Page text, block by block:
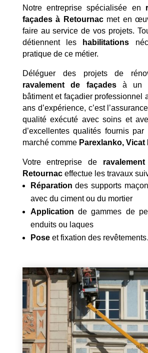
Notre entreprise spécialisée en
façades à Retournacmet en
faire au service de vos projets.
détiennent les
habilitations
pratique de ce métier.
Déléguer des projets de
ravalement de façadesà un
bâtiment et façadier professionnel
ans d’expérience, c’est
qualité exécuté avec soins et
d’excellentes qualités fournis
marché comme Parexlanko, Vicat
Votre entreprise de
Retournaceffectue les travaux
Réparation des supports
avec du ciment ou du mortier
Application de gammes de
enduits ou laques
Poseet fixation des